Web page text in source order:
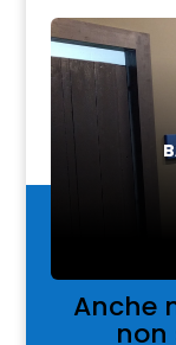
Anche
non